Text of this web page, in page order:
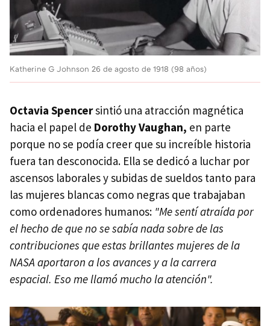
Katherine G Johnson 26 de agosto de 1918 (98 años)
Octavia Spencersintió una atracción magnética
hacia el papel de Dorothy Vaughan, en parte
porque no se podía creer que su increíble historia
fuera tan desconocida. Ella se dedicó a luchar por
ascensos laborales y subidas de sueldos tanto para
las mujeres blancas como negras que trabajaban
como ordenadores humanos: "Me sentí atraída por
el hecho de que no se sabía nada sobre de las
contribuciones que estas brillantes mujeres de la
NASA aportaron a los avances y a la carrera
espacial. Eso me llamó mucho la atención".